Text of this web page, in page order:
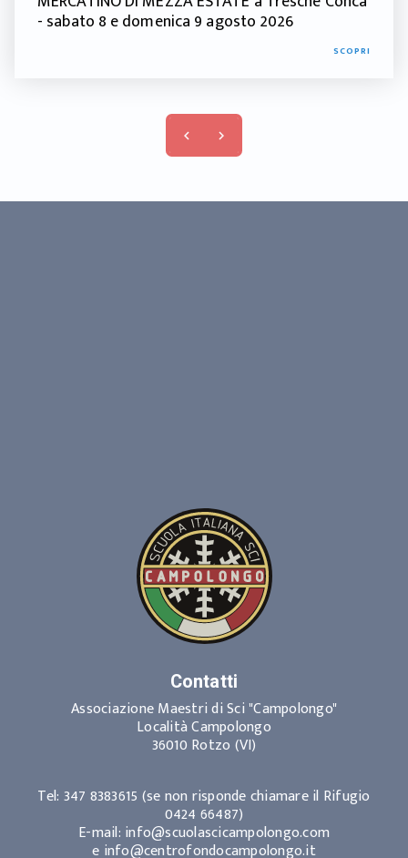
- sabato 8 e domenica 9 agosto 2026
SCOPRI
keyboard_arrow_left keyboard_arrow_right
Contatti
Associazione Maestri di Sci "Campolongo"
Località Campolongo
36010 Rotzo (VI)
Tel: 347 8383615 (se non risponde chiamare il Rifugio
0424 66487)
E-mail: info@scuolascicampolongo.com
e info@centrofondocampolongo.it